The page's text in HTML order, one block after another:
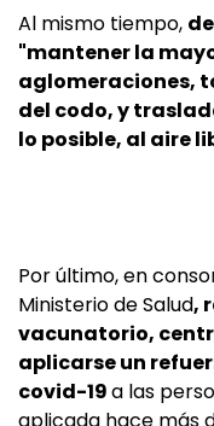
Al mismo tiempo,
"mantener la
aglomeraciones,
del codo, y
lo posible, al aire
Por último, en
Ministerio de Salud,
vacunatorio,
aplicarse un
covid-19a las